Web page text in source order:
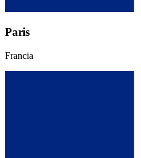
Paris
Francia